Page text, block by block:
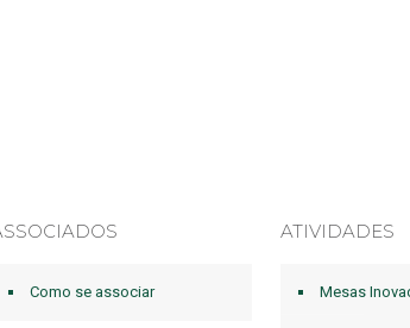
Como se associar
ATIVIDADES
Mesas